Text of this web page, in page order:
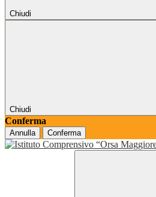
Chiudi
Chiudi
Conferma
Annulla Conferma